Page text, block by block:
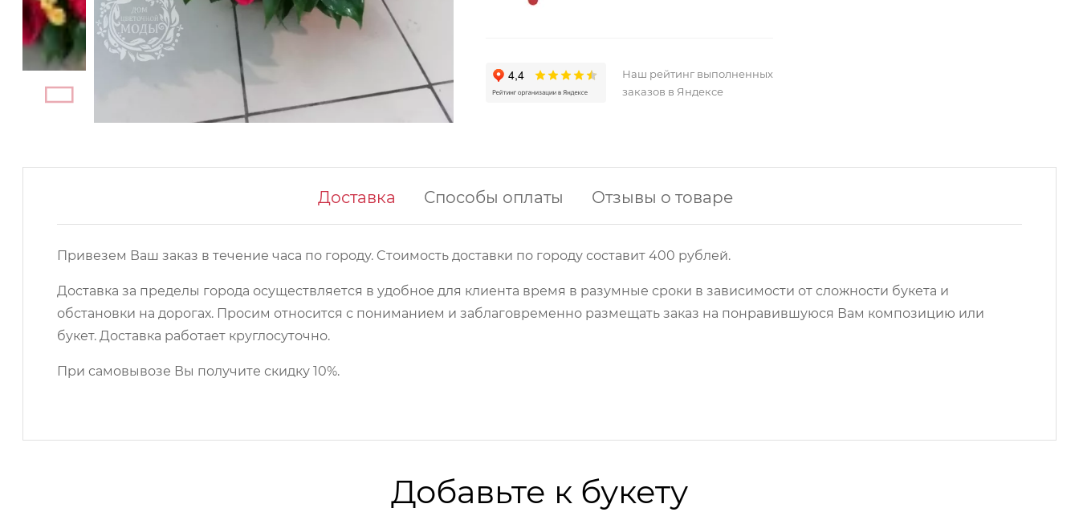
Наш рейтинг выполненных
заказов в Яндексе
Доставка Способы оплаты Отзывы о товаре
Привезем Ваш заказ в течение часа по городу. Cтоимость доставки по городу составит 400 рублей.
Доставка за пределы города осуществляется в удобное для клиента время в разумные сроки в зависимости от сложности букета и
обстановки на дорогах. Просим относится с пониманием и заблаговременно размещать заказ на понравившуюся Вам композицию или
букет. Доставка работает круглосуточно.
При самовывозе Вы получите скидку 10%.
Добавьте к букету